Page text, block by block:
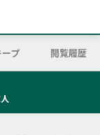
ープ 閲覧履歴